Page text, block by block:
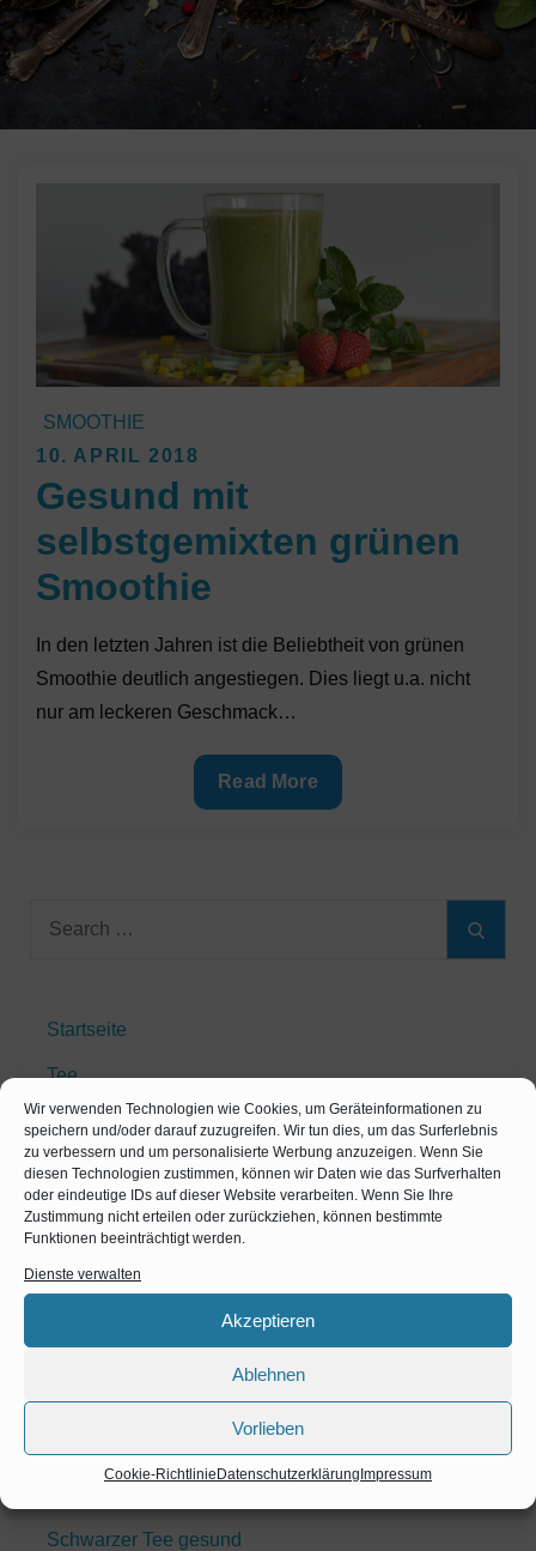
Wir verwenden Technologien wie Cookies, um Geräteinformationen zu
speichern und/oder darauf zuzugreifen. Wir tun dies, um das Surferlebnis
zu verbessern und um personalisierte Werbung anzuzeigen. Wenn Sie
diesen Technologien zustimmen, können wir Daten wie das Surfverhalten
oder eindeutige IDs auf dieser Website verarbeiten. Wenn Sie Ihre
Zustimmung nicht erteilen oder zurückziehen, können bestimmte
Funktionen beeinträchtigt werden.
Dienste verwalten
Akzeptieren
Ablehnen
Vorlieben
Cookie-Richtlinie Datenschutzerklärung Impressum
SMOOTHIE
Posted
on
10. APRIL 2018
Gesund mit
selbstgemixten grünen
Smoothie
In den letzten Jahren ist die Beliebtheit von grünen
Smoothie deutlich angestiegen. Dies liegt u.a. nicht
nur am leckeren Geschmack…
Gesund
mit
Read More
Startseite
Tee
Matcha Tee
Tee Zubehör
Tee Aufbewahrung
Teekannen
Geschmack
Strandkörbe
Schwarzer Tee gesund